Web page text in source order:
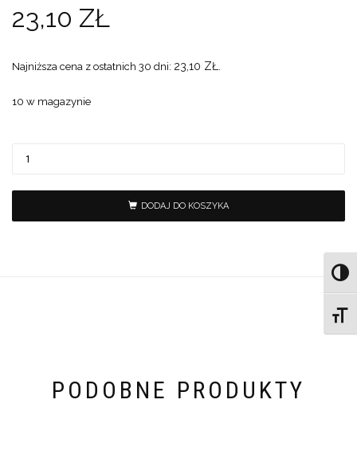
23,10 ZŁ
Najniższa cena z ostatnich 30 dni: 23,10 ZŁ.
10 w magazynie
DODAJ DO KOSZYKA
PODOBNE PRODUKTY